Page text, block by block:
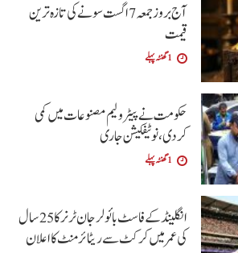
آج بروز جمعہ 7 اگست سونے کی تازہ ترین
قیمت
1 گھنٹہ پہلے
حکومت نے پیٹرولیم مصنوعات میں کمی
کردی،نوٹیفکیشن جاری
1 گھنٹہ پہلے
انگلینڈ کے فاسٹ بائولر جان ٹرنر کا 25 سال
کی عمر میں کرکٹ سے ریٹائرمنٹ کا اعلان